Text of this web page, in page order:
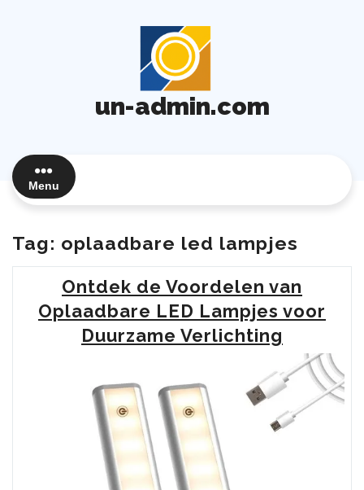
un-admin.com
Menu
Tag: oplaadbare led lampjes
Ontdek de Voordelen van
Oplaadbare LED Lampjes voor
Duurzame Verlichting